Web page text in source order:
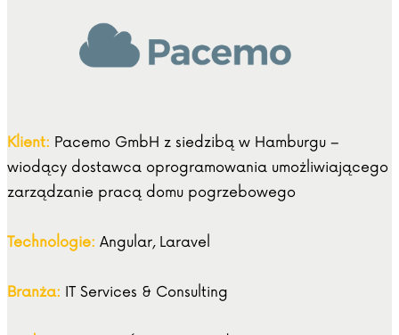
Klient: Pacemo GmbH z siedzibą w Hamburgu –
wiodący dostawca oprogramowania umożliwiającego
zarządzanie pracą domu pogrzebowego
Technologie: Angular, Laravel
Branża: IT Services & Consulting